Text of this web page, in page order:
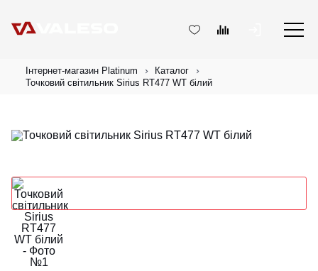
Інтернет-магазин Platinum
Каталог
Точковий світильник Sirius RT477 WT білий